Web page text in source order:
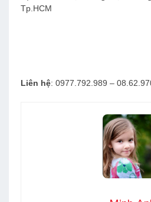
Tp.HCM
Liên hệ: 0977.792.989 –